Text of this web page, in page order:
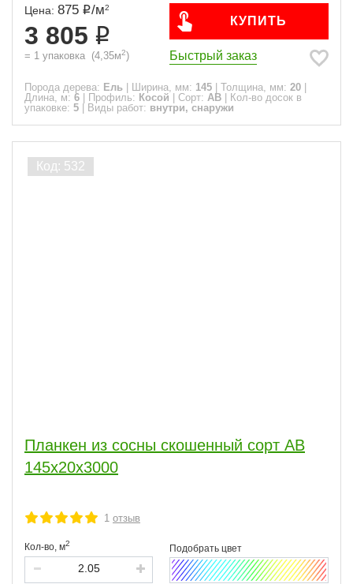
Цена: 875 /м2
3 805
= 1 упаковка (4,35м2)
КУПИТЬ
Быстрый заказ
Порода дерева: Ель Ширина, мм: 145 Толщина, мм: 20
Длина, м: 6 Профиль: Косой Сорт: АВ
Кол-во досок в
упаковке: 5 Виды работ: внутри, снаружи
Планкен из сосны скошенный сорт АВ
145x20x3000
1 отзыв
Кол-во, м2